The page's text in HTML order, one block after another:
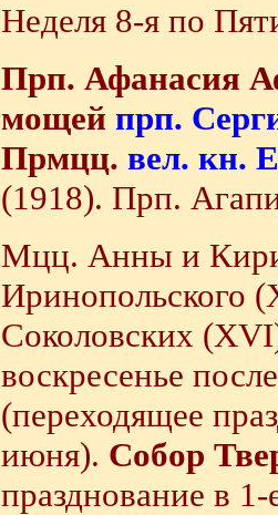
Неделя 8-я по
Прп. Афанасия
мощей прп.
Прмцц. вел. кн.
(1918). Прп.
Мцц. Анны и
Иринопольского
Соколовских
воскресенье
(переходящее
июня). Собор
празднование в